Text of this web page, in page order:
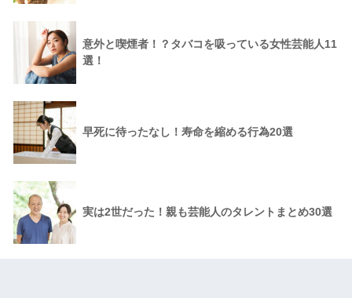
意外と喫煙者！？タバコを吸っている女性芸能人11
選！
早死に待ったなし！寿命を縮める行為20選
実は2世だった！親も芸能人のタレントまとめ30選